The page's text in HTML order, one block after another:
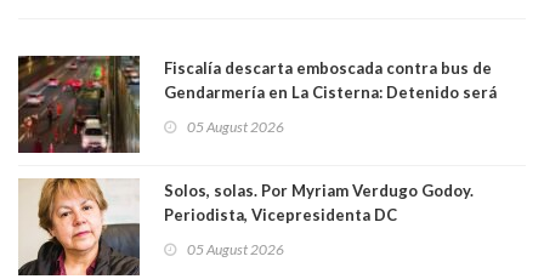
Fiscalía descarta emboscada contra bus de
Gendarmería en La Cisterna: Detenido será
05 August 2026
Solos, solas. Por Myriam Verdugo Godoy.
Periodista, Vicepresidenta DC
05 August 2026